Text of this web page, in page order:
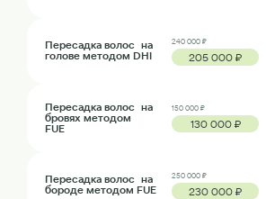
Пересадка волос на
голове методом DHI
240 000 ₽
205 000 ₽
Пересадка волос на
бровях методом
FUE
150 000 ₽
130 000 ₽
Пересадка волос на
бороде методом FUE
250 000 ₽
230 000 ₽